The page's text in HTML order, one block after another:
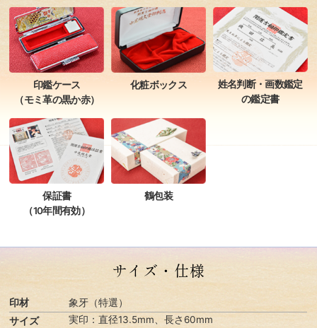
印鑑ケース
（モミ革の黒か赤）
化粧ボックス
姓名判断・画数鑑定
の鑑定書
保証書
（10年間有効）
鶴包装
サイズ・仕様
印材
象牙（特選）
サイズ
実印：直径13.5mm、長さ60mm